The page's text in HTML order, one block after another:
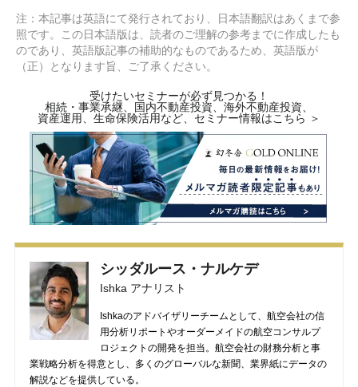
注：本記事は英語にて発行されており、日本語翻訳はあくまで参
照です。この日本語版は、読者のご理解の参考までに作成したも
のであり、英語版記事の補助的なものであるため、英語版が
（正）となります旨、ご了承ください。
受けたいセミナーが必ず見つかる！
相続・事業承継、国内不動産投資、海外不動産投資、
資産運用、生命保険活用など、セミナー情報はこちら ＞
シッダルース・ナルケデ
Ishka アナリスト
Ishkaのアドバイザリーチームとして、航空会社の信
用分析リポートやオーダーメイドの航空コンサルプ
ロジェクトの開発を担当。航空会社の財務分析と事
業戦略分析を得意とし、多くのグローバルな新聞、業界紙にデータの
解説などを提供している。